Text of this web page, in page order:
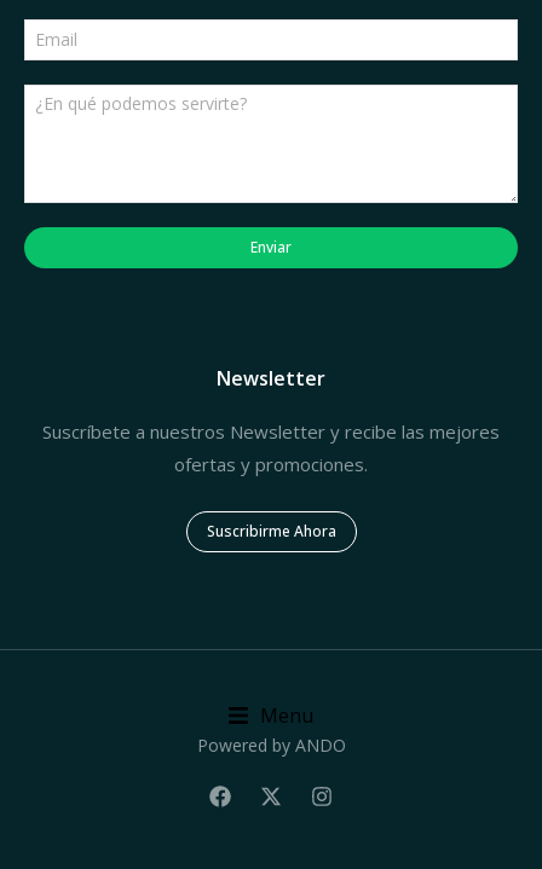
Enviar
Newsletter
Suscríbete a nuestros Newsletter y recibe las mejores
ofertas y promociones.
Suscribirme Ahora
Menu
Powered by ANDO